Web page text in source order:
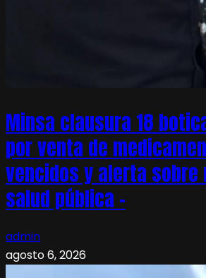
Minsa clausura 18
por venta de
vencidos y alerta sobre
salud pública –
admin
agosto 6, 2026